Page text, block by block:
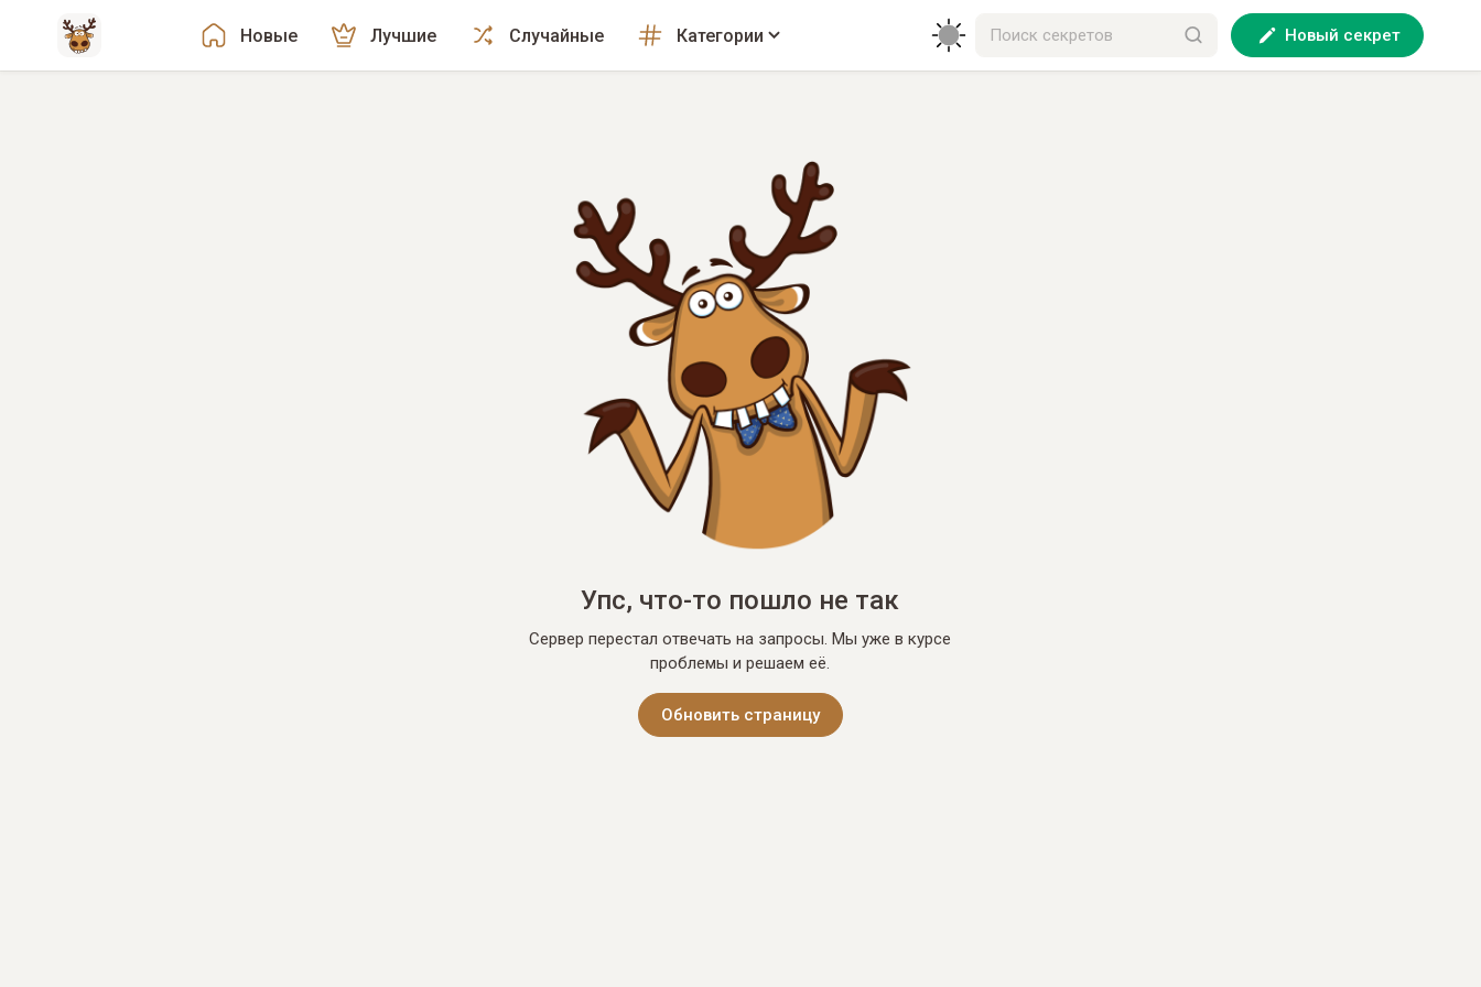
Новые Лучшие Случайные Категории Новый секрет
Упс, что-то пошло не так
Сервер перестал отвечать на запросы. Мы уже в курсе
проблемы и решаем её.
Обновить страницу